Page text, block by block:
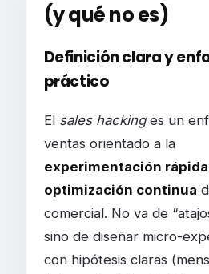
(y qué no es)
Definición clara y
práctico
El sales hackinges un
ventas orientado a la
experimentación rápida
optimización continua
comercial. No va de
sino de diseñar micro-
con hipótesis claras